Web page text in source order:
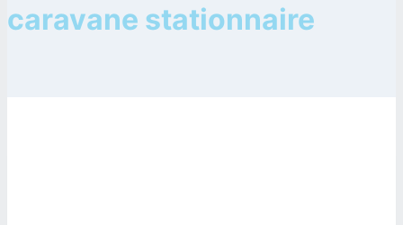
caravane stationnaire